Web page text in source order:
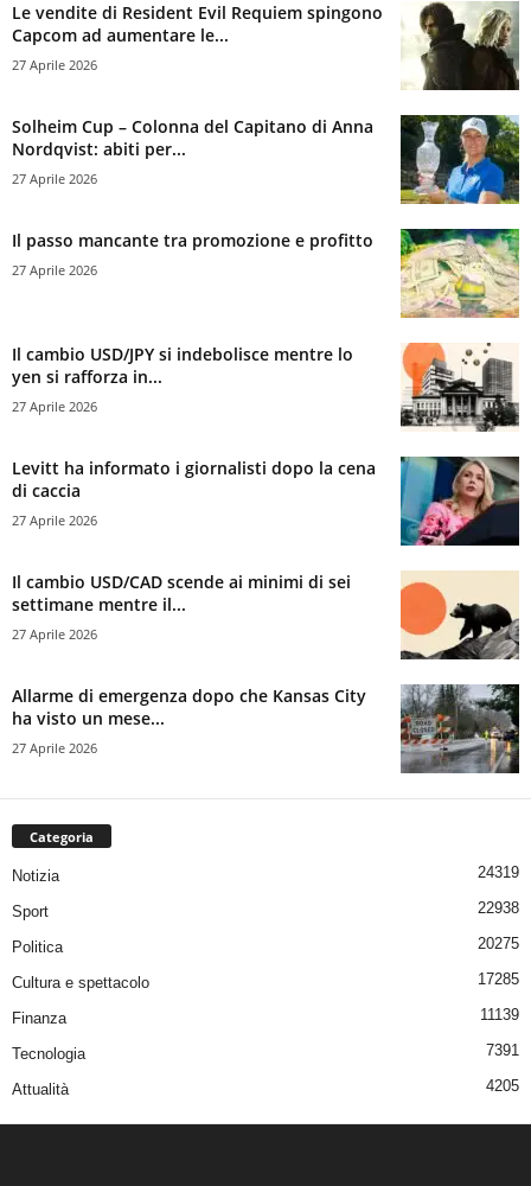
Le vendite di Resident Evil Requiem spingono
Capcom ad aumentare le...
27 Aprile 2026
Solheim Cup – Colonna del Capitano di Anna
Nordqvist: abiti per...
27 Aprile 2026
Il passo mancante tra promozione e profitto
27 Aprile 2026
Il cambio USD/JPY si indebolisce mentre lo
yen si rafforza in...
27 Aprile 2026
Levitt ha informato i giornalisti dopo la cena
di caccia
27 Aprile 2026
Il cambio USD/CAD scende ai minimi di sei
settimane mentre il...
27 Aprile 2026
Allarme di emergenza dopo che Kansas City
ha visto un mese...
27 Aprile 2026
Categoria
Notizia 24319
Sport 22938
Politica 20275
Cultura e spettacolo 17285
Finanza 11139
Tecnologia 7391
Attualità 4205